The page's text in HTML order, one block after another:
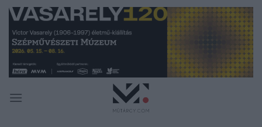
Skip
content